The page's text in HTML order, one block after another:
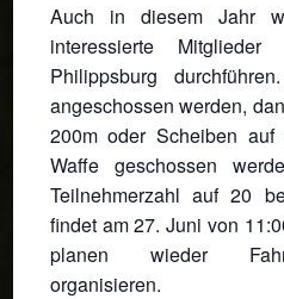
Auch in diesem Jahr
interessierte
Philippsburg
angeschossen werden,
200m oder Scheiben
Waffe geschossen
Teilnehmerzahl auf 20
findet am 27. Juni von
planen wieder
organisieren.